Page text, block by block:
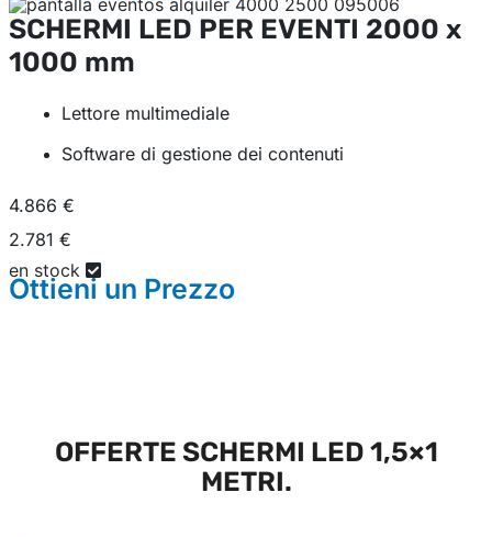
SCHERMI LED PER EVENTI 2000 x
1000 mm
Lettore multimediale
Software di gestione dei contenuti
4.866 €
2.781 €
en stock
Ottieni un Prezzo
OFFERTE SCHERMI LED 1,5×1
METRI.